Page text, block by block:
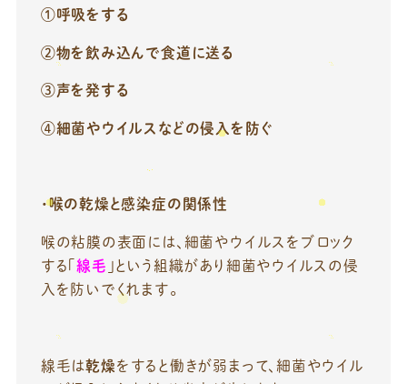
①呼吸をする
②物を飲み込んで食道に送る
③声を発する
④細菌やウイルスなどの侵入を防ぐ
・喉の乾燥と感染症の関係性
喉の粘膜の表面には、細菌やウイルスをブロック
する「線毛 」という組織があり細菌やウイルスの侵
入を防いでくれます。
線毛は乾燥をすると働きが弱まって、細菌やウイル